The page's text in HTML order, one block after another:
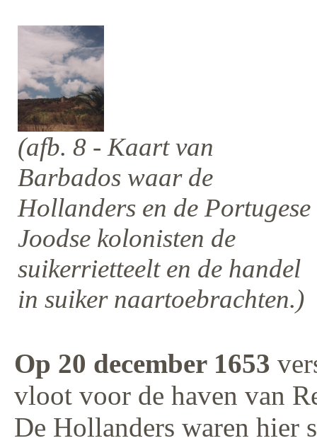
(afb. 8 - Kaart van
Barbados waar de
Hollanders en de Portugese
Joodse kolonisten de
suikerrietteelt en de handel
in suiker naartoebrachten.)
Op 20 december 1653
vloot voor de haven van
De Hollanders waren hier